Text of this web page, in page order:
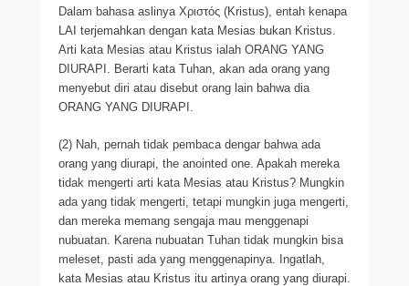
Dalam bahasa aslinya Χριστός (Kristus), entah kenapa
LAI terjemahkan dengan kata Mesias bukan Kristus.
Arti kata Mesias atau Kristus ialah ORANG YANG
DIURAPI. Berarti kata Tuhan, akan ada orang yang
menyebut diri atau disebut orang lain bahwa dia
ORANG YANG DIURAPI.
(2) Nah, pernah tidak pembaca dengar bahwa ada
orang yang diurapi, the anointed one. Apakah mereka
tidak mengerti arti kata Mesias atau Kristus? Mungkin
ada yang tidak mengerti, tetapi mungkin juga mengerti,
dan mereka memang sengaja mau menggenapi
nubuatan. Karena nubuatan Tuhan tidak mungkin bisa
meleset, pasti ada yang menggenapinya. Ingatlah,
kata Mesias atau Kristus itu artinya orang yang diurapi.